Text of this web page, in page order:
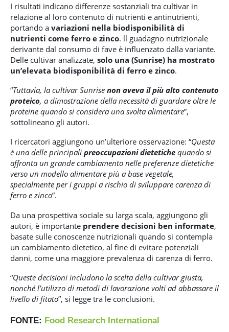
I risultati indicano differenze sostanziali tra cultivar in
relazione al loro contenuto di nutrienti e antinutrienti,
portando a variazioni nella biodisponibilità di
nutrienti come ferro e zinco. ll guadagno nutrizionale
derivante dal consumo di fave è influenzato dalla variante.
Delle cultivar analizzate, solo una (Sunrise) ha mostrato
un’elevata biodisponibilità di ferro e zinco.
“Tuttavia, la cultivar Sunrise non aveva il più alto contenuto
proteico, a dimostrazione della necessità di guardare oltre le
proteine ​​quando si considera una svolta alimentare”,
sottolineano gli autori.
I ricercatori aggiungono un’ulteriore osservazione: “Questa
è una delle principali preoccupazioni dietetiche quando si
affronta un grande cambiamento nelle preferenze dietetiche
verso un modello alimentare più a base vegetale,
specialmente per i gruppi a rischio di sviluppare carenza di
ferro e zinco”.
Da una prospettiva sociale su larga scala, aggiungono gli
autori, è importante prendere decisioni ben informate,
basate sulle conoscenze nutrizionali quando si contempla
un cambiamento dietetico, al fine di evitare potenziali
danni, come una maggiore prevalenza di carenza di ferro.
“Queste decisioni includono la scelta della cultivar giusta,
nonché l’utilizzo di metodi di lavorazione volti ad abbassare il
livello di fitato”, si legge tra le conclusioni.
FONTE: Food Research International